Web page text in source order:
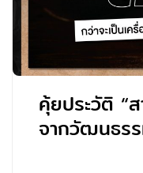
คุ้ยประวัติ “
จากวัฒนธร